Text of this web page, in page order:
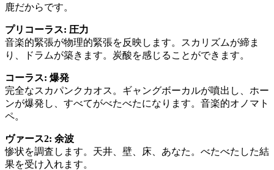
鹿だからです。
プリコーラス: 圧力
音楽的緊張が物理的緊張を反映します。スカリズムが締ま
り、ドラムが築きます。炭酸を感じることができます。
コーラス: 爆発
完全なスカパンクカオス。ギャングボーカルが噴出し、ホー
ンが爆発し、すべてがべたべたになります。音楽的オノマト
ペ。
ヴァース2: 余波
惨状を調査します。天井、壁、床、あなた。べたべたした結
果を受け入れます。